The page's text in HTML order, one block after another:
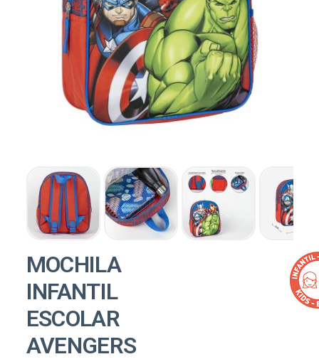
MOCHILA
INFANTIL
ESCOLAR
AVENGERS